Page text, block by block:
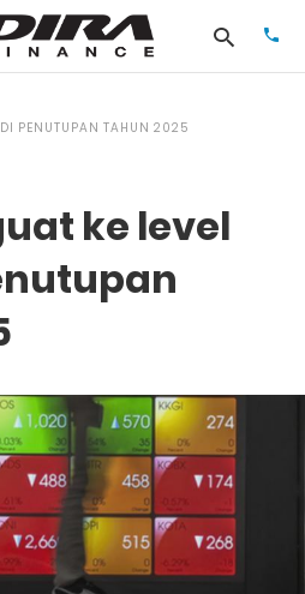
PENUTUPAN TAHUN 2025
ke level